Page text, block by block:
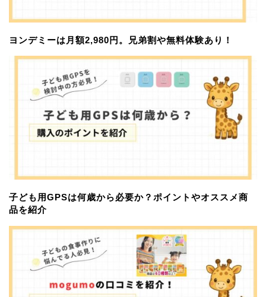
ヨンデミーは月額2,980円。兄弟割や無料体験あり！
子ども用GPSは何歳から必要か？ポイントやオススメ商
品を紹介